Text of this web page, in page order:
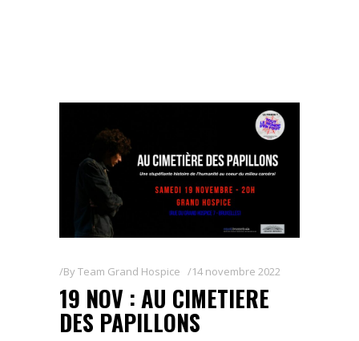
ByTeam Grand Hospice 14 novembre 2022
19 NOV : AU CIMETIERE
DES PAPILLONS